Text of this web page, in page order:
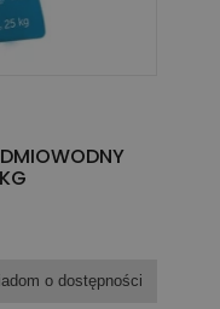
o dostępności